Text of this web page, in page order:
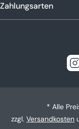
Zahlungsarten
* Alle
zzgl. Versandkosten